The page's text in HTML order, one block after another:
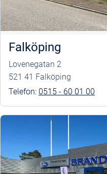
Falköping
Lovenegatan 2
521 41 Falköping
Telefon: 0515 - 60 01 00